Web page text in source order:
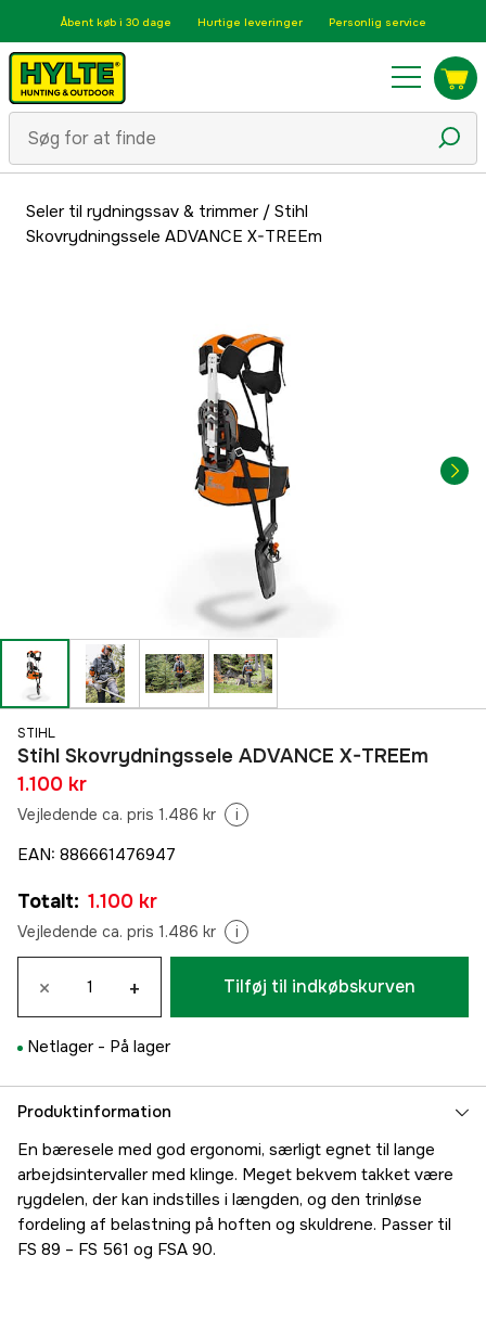
Åbent køb i 30 dage Hurtige leveringer Personlig service
Seler til rydningssav & trimmer/ Stihl
Skovrydningssele ADVANCE X-TREEm
STIHL
Stihl Skovrydningssele ADVANCE X-TREEm
1.100 kr
Vejledende ca. pris 1.486 kr i
EAN: 886661476947
Totalt: 1.100 kr
Vejledende ca. pris 1.486 kr i
× + Tilføj til indkøbskurven
Netlager - På lager
Produktinformation
En bæresele med god ergonomi, særligt egnet til lange
arbejdsintervaller med klinge. Meget bekvem takket være
rygdelen, der kan indstilles i længden, og den trinløse
fordeling af belastning på hoften og skuldrene. Passer til
FS 89 – FS 561 og FSA 90.